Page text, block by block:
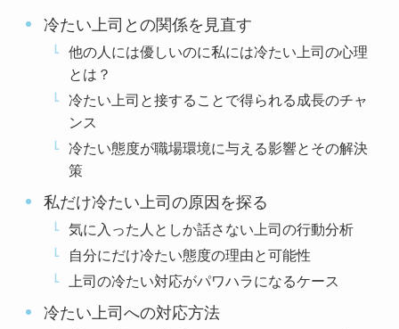
冷たい上司との関係を見直す
他の人には優しいのに私には冷たい上司の心理
とは？
冷たい上司と接することで得られる成長のチャ
ンス
冷たい態度が職場環境に与える影響とその解決
策
私だけ冷たい上司の原因を探る
気に入った人としか話さない上司の行動分析
自分にだけ冷たい態度の理由と可能性
上司の冷たい対応がパワハラになるケース
冷たい上司への対応方法